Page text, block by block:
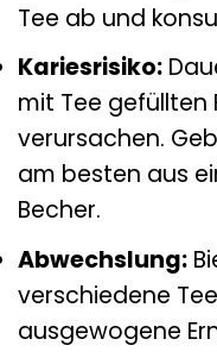
Tee ab und
Kariesrisiko:
mit Tee gefüllten
verursachen.
am besten aus
Becher.
Abwechslung:
verschiedene
ausgewogene